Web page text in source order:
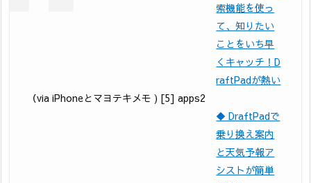
索機能を使っ
て、知りたい
ことをいち早
くキャッチ！D
raftPadが熱い
（via iPhoneとマヨテキメモ ) [5] apps2
◆ DraftPadで
乗り換え案内
と天気予報ア
シストが簡単